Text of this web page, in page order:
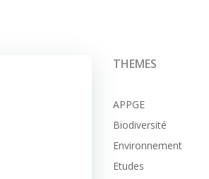
THEMES
APPGE
Biodiversité
Environnement
Etudes